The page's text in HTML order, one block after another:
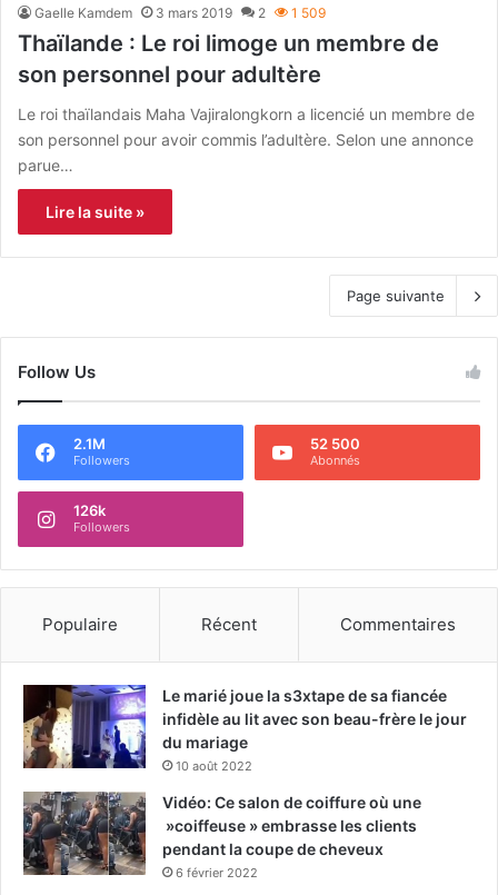
Gaelle Kamdem 3 mars 2019 2 1 509
Thaïlande : Le roi limoge un membre de
son personnel pour adultère
Le roi thaïlandais Maha Vajiralongkorn a licencié un membre de
son personnel pour avoir commis l’adultère. Selon une annonce
parue…
Lire la suite »
Page suivante
Follow Us
2.1M
Followers
52 500
Abonnés
126k
Followers
Populaire Récent Commentaires
Le marié joue la s3xtape de sa fiancée
infidèle au lit avec son beau-frère le jour
du mariage
10 août 2022
Vidéo: Ce salon de coiffure où une
»coiffeuse » embrasse les clients
pendant la coupe de cheveux
6 février 2022